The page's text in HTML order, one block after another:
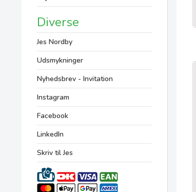
Diverse
Jes Nordby
Udsmykninger
Nyhedsbrev - Invitation
Instagram
Facebook
LinkedIn
Skriv til Jes